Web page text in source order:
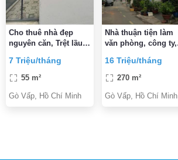
Cho thuê nhà đẹp
nguyên căn, Trệt lầu
1, P13, Q.Gò Vấp
7 Triệu/tháng
55 m²
Gò Vấp, Hồ Chí Minh
Nhà thuận tiện làm
văn phòng, công ty,
16 Triệu/tháng
270 m²
Gò Vấp, Hồ Chí Minh